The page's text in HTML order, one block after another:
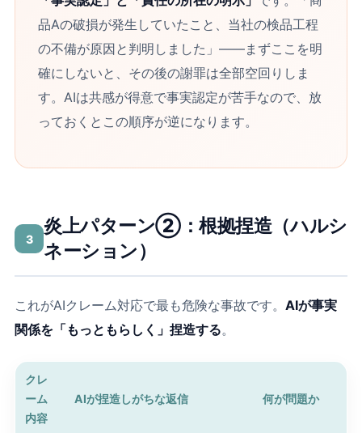
品Aの破損が発生していたこと、当社の検品工程
の不備が原因と判明しました」――まずここを明
確にしないと、その後の謝罪は全部空回りしま
す。AIは共感が得意で事実認定が苦手なので、放
っておくとこの順序が逆になります。
3
炎上パターン②：根拠捏造（ハルシ
ネーション）
これがAIクレーム対応で最も危険な事故です。 AIが事実
関係を「もっともらしく」捏造する。
クレ
ーム
内容
AIが捏造しがちな返信 何が問題か